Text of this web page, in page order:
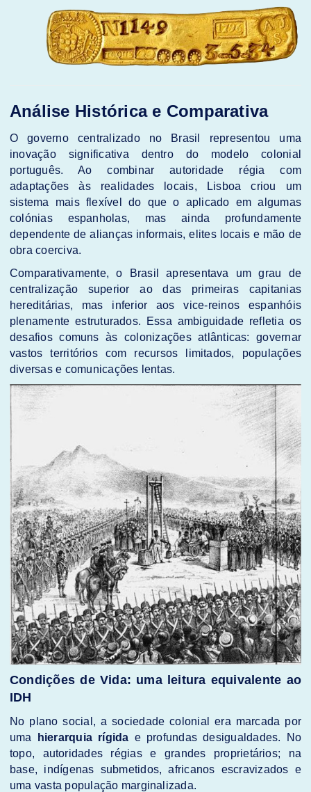
Análise Histórica e Comparativa
O governo centralizado no Brasil representou uma
inovação significativa dentro do modelo colonial
português. Ao combinar autoridade régia com
adaptações às realidades locais, Lisboa criou um
sistema mais flexível do que o aplicado em algumas
colónias espanholas, mas ainda profundamente
dependente de alianças informais, elites locais e mão de
obra coerciva.
Comparativamente, o Brasil apresentava um grau de
centralização superior ao das primeiras capitanias
hereditárias, mas inferior aos vice-reinos espanhóis
plenamente estruturados. Essa ambiguidade refletia os
desafios comuns às colonizações atlânticas: governar
vastos territórios com recursos limitados, populações
diversas e comunicações lentas.
Condições de Vida: uma leitura equivalente ao
IDH
No plano social, a sociedade colonial era marcada por
uma
hierarquia rígida e profundas desigualdades. No
topo, autoridades régias e grandes proprietários; na
base, indígenas submetidos, africanos escravizados e
uma vasta população marginalizada.